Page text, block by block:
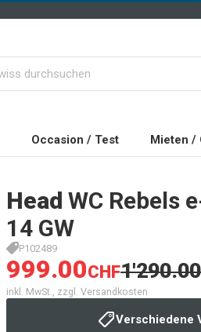
Occasion / Test Mieten /
Head WC Rebels
14 GW
P102489
999.00CHF1'290.00
inkl. MwSt., zzgl. Versandkosten
Verschiedene